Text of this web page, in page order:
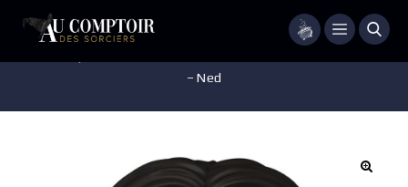
Menu
– Ned